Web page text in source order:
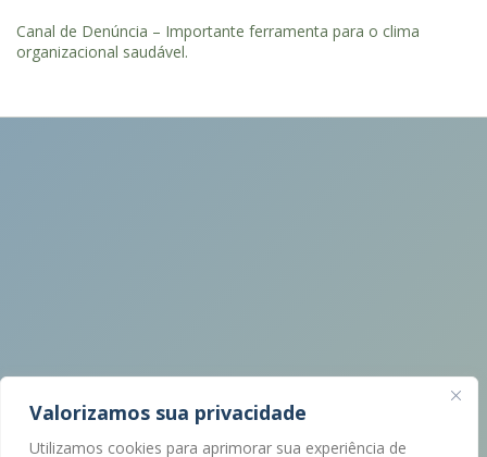
Valorizamos sua privacidade
Utilizamos cookies para aprimorar sua experiência de
Canal de Denúncia – Importante ferramenta para o clima
organizacional saudável.